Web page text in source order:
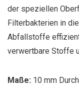
der speziellen
Filterbakterien in
Abfallstoffe
verwertbare Stoffe
Maße: 10 mm